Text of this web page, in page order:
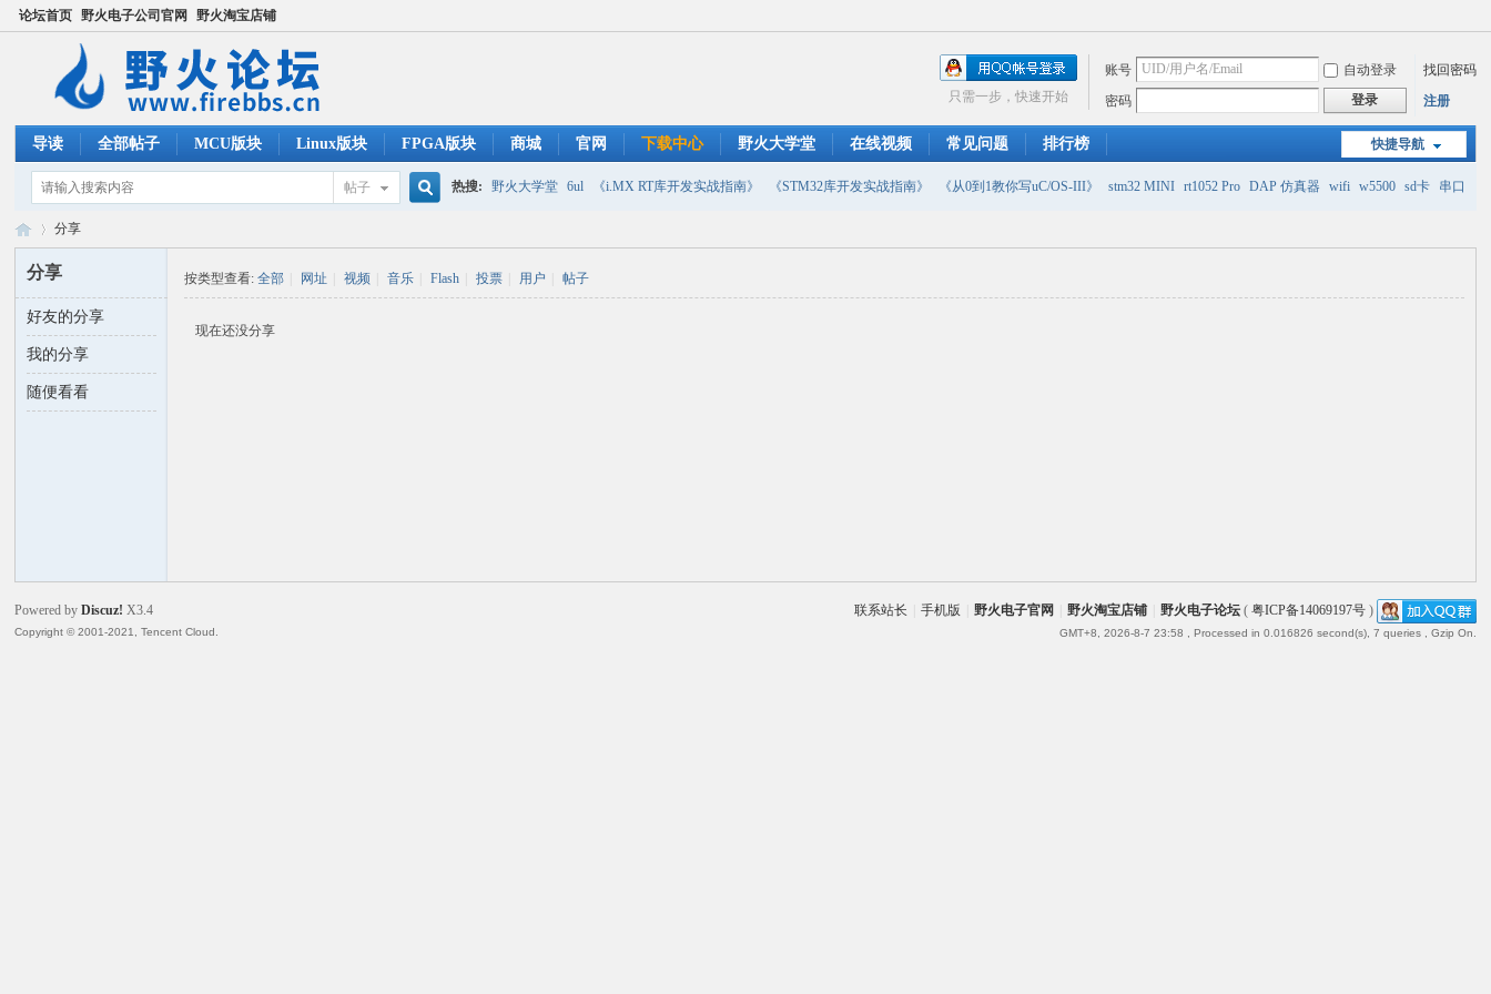
论坛首页 野火电子公司官网 野火淘宝店铺
账号 自动登录
找回密码
密码
登录 注册
只需一步，快速开始
快捷导航
导读 全部帖子 MCU版块 Linux版块 FPGA版块 商城 官网 下载中心 野火大学堂 在线视频 常见问题 排行榜
帖子 热搜: 野火大学堂 6ul 《i.MX RT库开发实战指南》 《STM32库开发实战指南》 《从0到1教你写uC/OS-III》 stm32 MINI rt1052 Pro DAP 仿真器 wifi w5500 sd卡 串口
野 ›
分享
分享
好友的分享
我的分享
随便看看
按类型查看:全部 网址 视频 音乐 Flash 投票 用户 帖子
现在还没分享
联系站长 手机版 野火电子官网 野火淘宝店铺 野火电子论坛( 粤ICP备14069197号)
GMT+8, 2026-8-7 23:58 , Processed in 0.016826 second(s), 7 queries , Gzip On.
Powered byDiscuz! X3.4
Copyright © 2001-2021, Tencent Cloud.